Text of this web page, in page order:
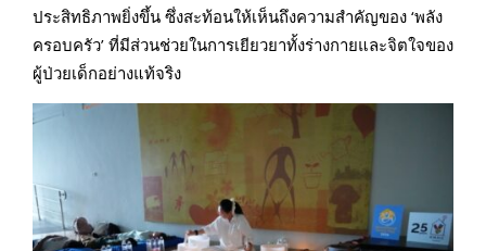
ประสิทธิภาพยิ่งขึ้น ซึ่งสะท้อนให้เห็นถึงความสำคัญของ ‘พลัง
ครอบครัว’ ที่มีส่วนช่วยในการเยียวยาทั้งร่างกายและจิตใจของ
ผู้ป่วยเด็กอย่างแท้จริง